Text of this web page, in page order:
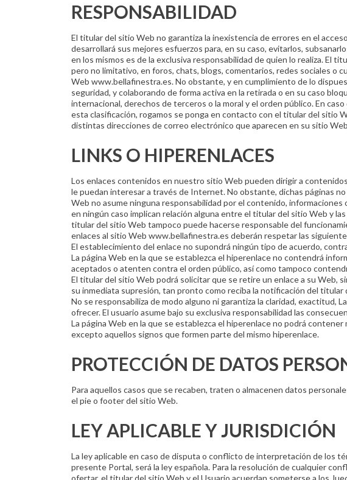
RESPONSABILIDAD
El titular del sitio Web no garantiza la inexistencia de errores en el
desarrollará sus mejores esfuerzos para, en su caso, evitarlos,
en los mismos es de la exclusiva responsabilidad de quien lo realiza. El
pero no limitativo, en foros, chats, blogs, comentarios, redes sociales o
Web www.bellafinestra.es. No obstante, y en cumplimiento de lo
seguridad, y colaborando de forma activa en la retirada o en su caso
internacional, derechos de terceros o la moral y el orden público. En
esta clasificación, rogamos se ponga en contacto con el titular del sitio
distintas direcciones de correo electrónico que aparecen en su sitio
LINKS O HIPERENLACES
Los enlaces contenidos en nuestro sitio Web pueden dirigir a
le puedan interesar a través de Internet. No obstante, dichas páginas
Web no asume ninguna responsabilidad por el contenido,
en ningún caso implican relación alguna entre el titular del sitio Web y
titular del sitio Web tampoco puede hacerse responsable del
enlaces al sitio Web www.bellafinestra.es deberán respetar las
El establecimiento del enlace no supondrá ningún tipo de acuerdo,
La página Web en la que se establezca el hiperenlace no contendrá
aceptados o atenten contra el orden público, así como tampoco
El titular del sitio Web podrá solicitar que se retire un enlace a su Web,
su inmediata supresión, tan pronto como reciba la notificación del titular
No se responsabiliza de modo alguno ni garantiza la claridad, exactitud,
ofrecer. El usuario asume bajo su exclusiva responsabilidad las
La página Web en la que se establezca el hiperenlace no podrá
excepto aquellos signos que formen parte del mismo hiperenlace.
PROTECCIÓN DE DATOS
Para aquellos casos que se recaben, traten o almacenen datos
el pie o footer del sitio Web.
LEY APLICABLE Y JURISDICIÓN
La ley aplicable en caso de disputa o conflicto de interpretación de los
presente Portal, será la ley española. Para la resolución de cualquier
ofertar, el titular del sitio Web y el Usuario acuerdan someterse a los